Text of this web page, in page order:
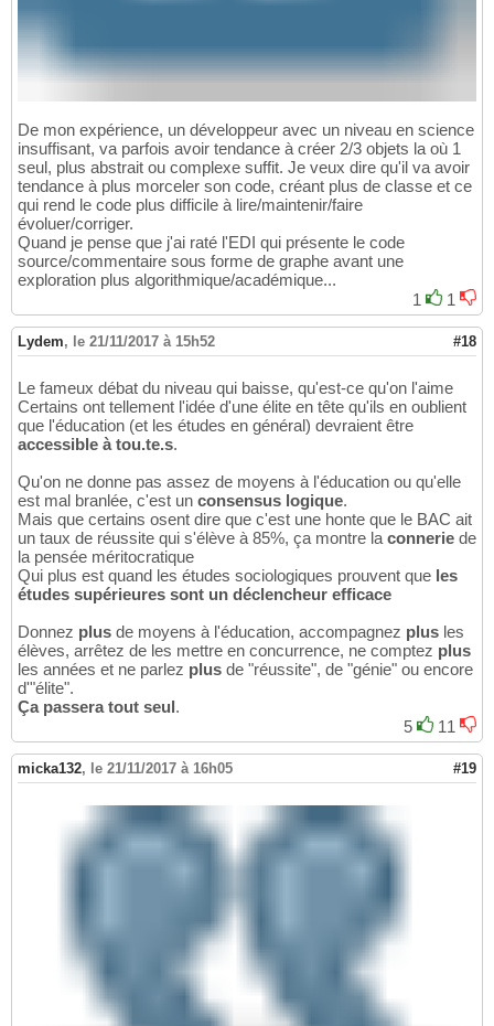
De mon expérience, un développeur avec un niveau en science
insuffisant, va parfois avoir tendance à créer 2/3 objets la où 1
seul, plus abstrait ou complexe suffit. Je veux dire qu'il va avoir
tendance à plus morceler son code, créant plus de classe et ce
qui rend le code plus difficile à lire/maintenir/faire
évoluer/corriger.
Quand je pense que j'ai raté l'EDI qui présente le code
source/commentaire sous forme de graphe avant une
exploration plus algorithmique/académique...
1
1
Lydem, le 21/11/2017 à 15h52 #18
Le fameux débat du niveau qui baisse, qu'est-ce qu'on l'aime
Certains ont tellement l'idée d'une élite en tête qu'ils en oublient
que l'éducation (et les études en général) devraient être
accessible à tou.te.s.
Qu'on ne donne pas assez de moyens à l'éducation ou qu'elle
est mal branlée, c'est un consensus logique.
Mais que certains osent dire que c'est une honte que le BAC ait
un taux de réussite qui s'élève à 85%, ça montre la connerie de
la pensée méritocratique
Qui plus est quand les études sociologiques prouvent que les
études supérieures sont un déclencheur efficace
Donnez plus de moyens à l'éducation, accompagnez plus les
élèves, arrêtez de les mettre en concurrence, ne comptez plus
les années et ne parlez plus de "réussite", de "génie" ou encore
d'"élite".
Ça passera tout seul.
5
11
micka132, le 21/11/2017 à 16h05 #19